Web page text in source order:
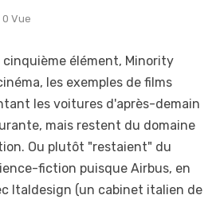
0 Vue
cinquième élément, Minority
les exemples de films
les voitures d'après-demain
mais restent du domaine
Ou plutôt "restaient" du
fiction puisque Airbus, en
Italdesign (un cabinet italien de